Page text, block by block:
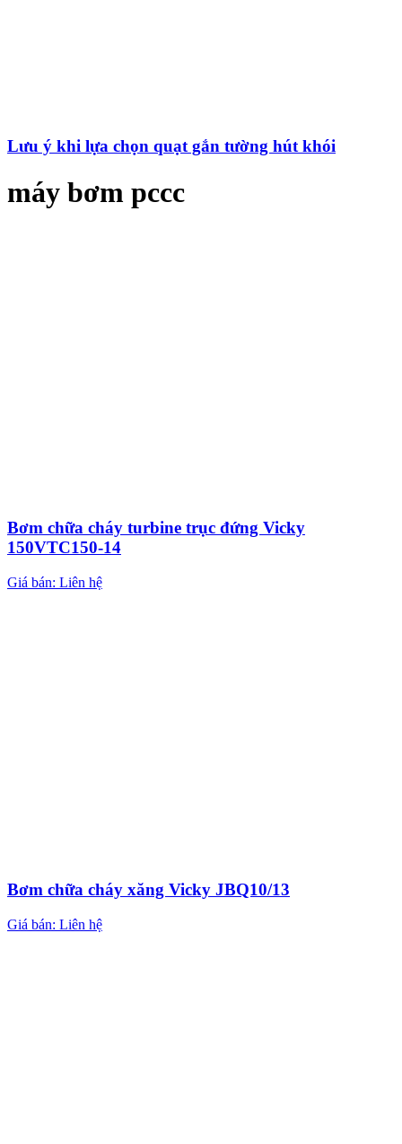
Lưu ý khi lựa chọn quạt gắn tường hút khói
máy bơm pccc
Bơm chữa cháy turbine trục đứng Vicky
150VTC150-14
Giá bán: Liên hệ
Bơm chữa cháy xăng Vicky JBQ10/13
Giá bán: Liên hệ